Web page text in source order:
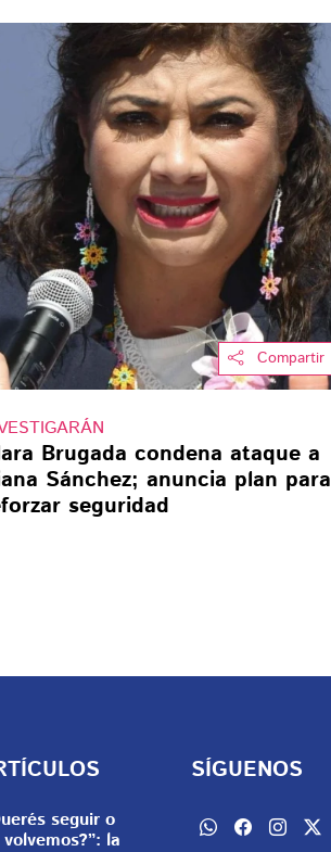
Compartir
Brugada condena ataque a
Sánchez; anuncia plan para
seguridad
seguir o
la
SÍGUENOS